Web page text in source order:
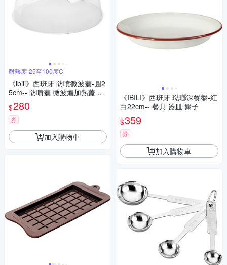
耐熱度-25至100度C
《ibili》西班牙 防噴微波蓋-圓2
5cm-- 防噴蓋 微波爐加熱蓋 微
波保鮮蓋
$280
券
加入購物車
《IBILI》西班牙 琺瑯深餐盤-紅
白22cm-- 餐具 器皿 盤子
$359
券
加入購物車